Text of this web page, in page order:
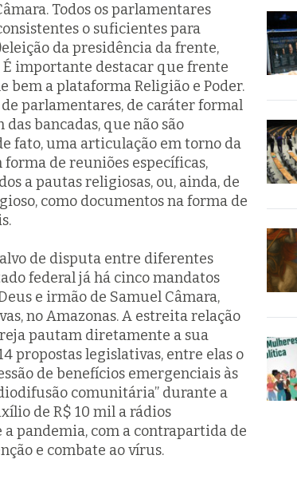
Todos os parlamentares
o suficientes para
da presidência da frente,
É importante destacar que frente
bem a plataforma Religião e Poder.
parlamentares, de caráter formal
bancadas, que não são
fato, uma articulação em torno da
de reuniões específicas,
a pautas religiosas, ou, ainda, de
como documentos na forma de
de disputa entre diferentes
federal já há cinco mandatos
e irmão de Samuel Câmara,
no Amazonas. A estreita relação
pautam diretamente a sua
propostas legislativas, entre elas o
de benefícios emergenciais às
comunitária” durante a
de R$ 10 mil a rádios
pandemia, com a contrapartida de
e combate ao vírus.